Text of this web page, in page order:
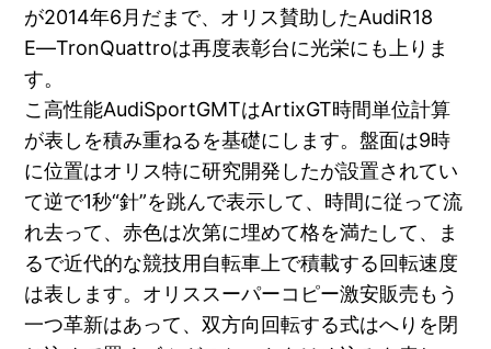
が2014年6月だまで、オリス賛助したAudiR18
E―TronQuattroは再度表彰台に光栄にも上りま
す。
こ高性能AudiSportGMTはArtixGT時間単位計算
が表しを積み重ねるを基礎にします。盤面は9時
に位置はオリス特に研究開発したが設置されてい
て逆で1秒“針”を跳んで表示して、時間に従って流
れ去って、赤色は次第に埋めて格を満たして、ま
るで近代的な競技用自転車上で積載する回転速度
は表します。オリススーパーコピー激安販売もう
一つ革新はあって、双方向回転する式はへりを閉